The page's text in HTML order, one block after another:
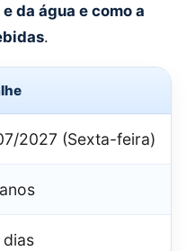
da água e como a
.
2027 (Sexta-feira)